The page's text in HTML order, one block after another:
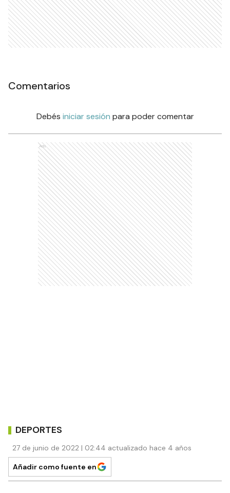
Comentarios
Debés iniciar sesión para poder comentar
Ads
DEPORTES
27 de junio de 2022 | 02:44 actualizado hace 4 años
Añadir como fuente en